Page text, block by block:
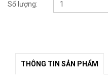
Số lượng:
THÔNG TIN SẢN PHẨM